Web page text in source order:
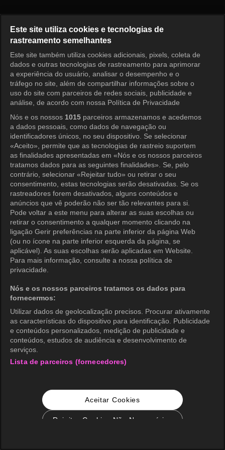
Entrar
Este site utiliza cookies e tecnologias de
rastreamento semelhantes
Este site também utiliza cookies adicionais, pixels, coleta de
dados e outras tecnologias de rastreamento para aprimorar
a experiência do usuário, analisar o desempenho e o
tráfego no site, além de compartilhar informações sobre o
uso do site com parceiros de redes sociais, publicidade e
análise, de acordo com nossa Política de Privacidade
Nós e os nossos 1015 parceiros armazenamos e acedemos
a dados pessoais, como dados de navegação ou
identificadores únicos, no seu dispositivo. Se selecionar
«Aceito», permite que as tecnologias de rastreio suportem
as finalidades apresentadas em «Nós e os nossos parceiros
tratamos dados para as seguintes finalidades». Se, pelo
contrário, selecionar «Rejeitar tudo» ou retirar o seu
consentimento, estas tecnologias serão desativadas. Se os
rastreadores forem desativados, alguns conteúdos e
anúncios que vê poderão não ser tão relevantes para si.
Pode voltar a este menu para alterar as suas escolhas ou
retirar o consentimento a qualquer momento clicando na
ligação Gerir preferências na parte inferior da página Web
(ou no ícone na parte inferior esquerda da página, se
aplicável). As suas escolhas serão aplicadas em Website.
Para mais informação, consulte a nossa política de
privacidade.
Nós e os nossos parceiros tratamos os dados para
fornecermos:
Utilizar dados de geolocalização precisos. Procurar ativamente
as características do dispositivo para identificação. Publicidade
e conteúdos personalizados, medição de publicidade e
conteúdos, estudos de audiência e desenvolvimento de
serviços.
Lista de parceiros (fornecedores)
Aceitar Cookies
Rejeitar Cookies Não Necessários